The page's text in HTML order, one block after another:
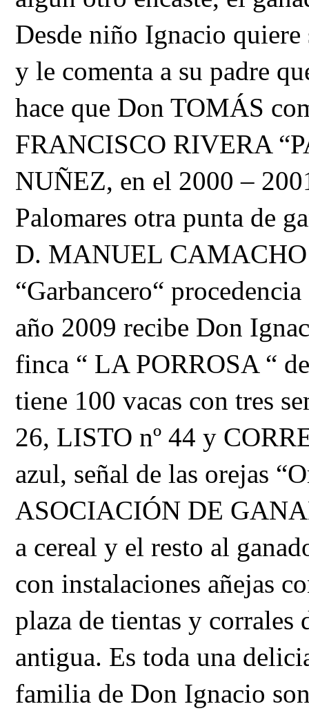
Desde niño Ignacio quiere
y le comenta a su padre
hace que Don TOMÁS
FRANCISCO RIVERA
NUÑEZ, en el 2000 –
Palomares otra punta de
D. MANUEL CAMACHO
“Garbancero“
año 2009 recibe Don
finca “ LA PORROSA “
tiene 100 vacas con tres
26, LISTO nº 44 y
azul, señal de las orejas
ASOCIACIÓN DE
a cereal y el resto al
con instalaciones añejas
plaza de tientas y corrales
antigua. Es toda una
familia de Don Ignacio